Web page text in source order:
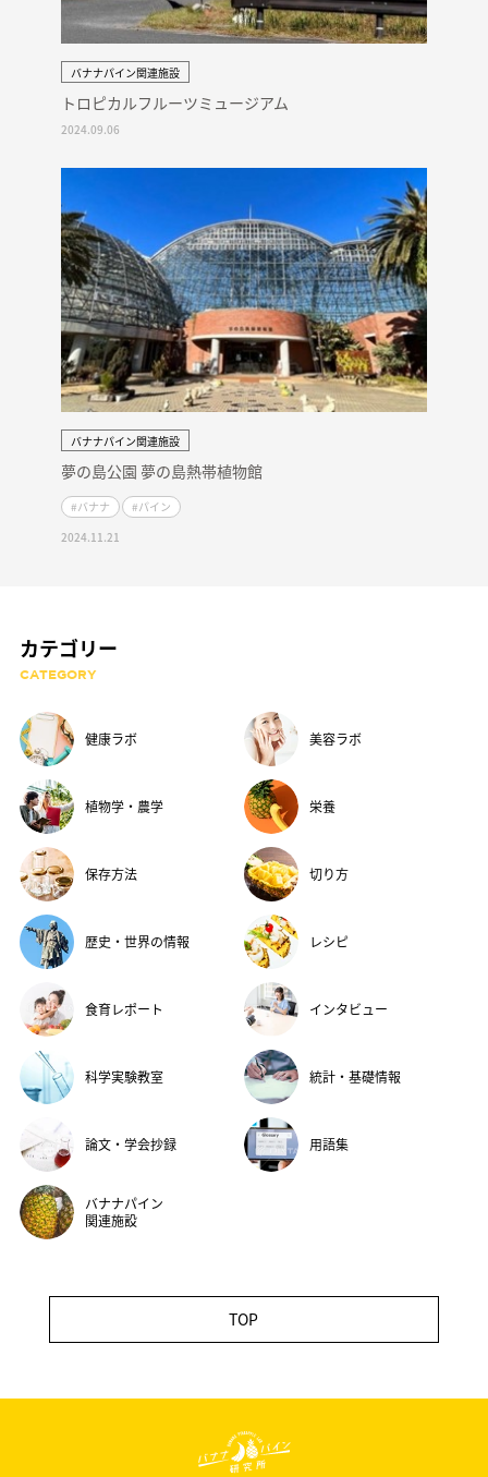
バナナパイン関連施設
2024.09.06
トロピカルフルーツミュージアム
バナナパイン関連施設
2024.11.21
夢の島公園 夢の島熱帯植物館
#バナナ #パイン
カテゴリー
CATEGORY
健康ラボ 美容ラボ
植物学・農学 栄養
保存方法 切り方
歴史・世界の情報 レシピ
食育レポート インタビュー
科学実験教室 統計・基礎情報
論文・学会抄録 用語集
バナナパイン
関連施設
TOP